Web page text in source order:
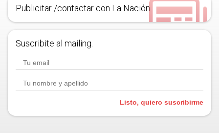
Publicitar /contactar con La Nación
Suscribite al mailing.
Listo, quiero suscribirme